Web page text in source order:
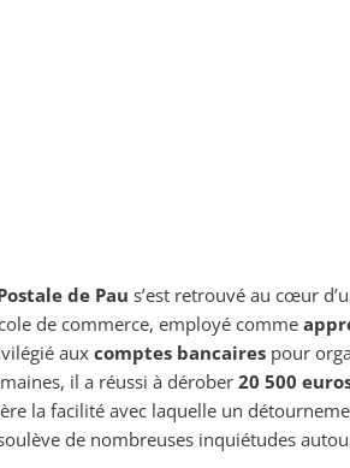
de Pau s’est retrouvé au cœur
de commerce, employé comme
aux comptes bancaires pour
il a réussi à dérober 20 500
la facilité avec laquelle un
de nombreuses inquiétudes